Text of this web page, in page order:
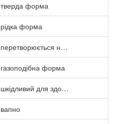
тверда форма
рідка форма
перетворюється на пару /
газоподібна форма
шкідливий для здоров’я
вапно